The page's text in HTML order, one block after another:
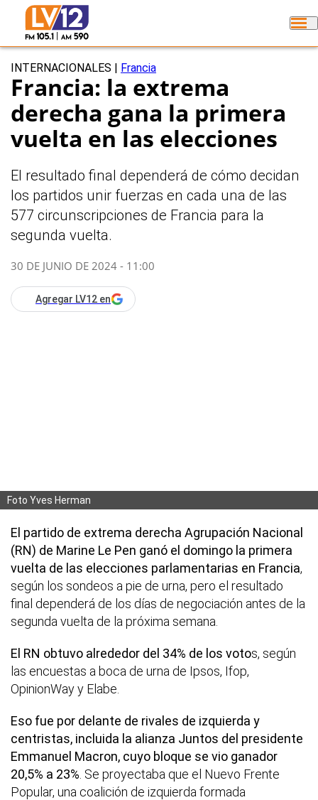
INTERNACIONALES Francia
Francia: la extrema
derecha gana la primera
vuelta en las elecciones
El resultado final dependerá de cómo decidan
los partidos unir fuerzas en cada una de las
577 circunscripciones de Francia para la
segunda vuelta.
30 DE JUNIO DE 2024 - 11:00
Agregar LV12 en
Foto Yves Herman
El partido de extrema derecha Agrupación Nacional
(RN) de Marine Le Pen ganó el domingo la primera
vuelta de las elecciones parlamentarias en Francia,
según los sondeos a pie de urna, pero el resultado
final dependerá de los días de negociación antes de la
segunda vuelta de la próxima semana.
El RN obtuvo alrededor del 34% de los votos, según
las encuestas a boca de urna de Ipsos, Ifop,
OpinionWay y Elabe.
Eso fue por delante de rivales de izquierda y
centristas, incluida la alianza Juntos del presidente
Emmanuel Macron, cuyo bloque se vio ganador
20,5% a 23% . Se proyectaba que el Nuevo Frente
Popular, una coalición de izquierda formada